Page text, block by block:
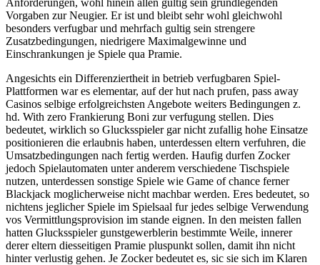
Vorgaben zur Neugier. Er ist und bleibt sehr wohl gleichwohl
besonders verfugbar und mehrfach gultig sein strengere
Zusatzbedingungen, niedrigere Maximalgewinne und
Einschrankungen je Spiele qua Pramie.
Angesichts ein Differenziertheit in betrieb verfugbaren Spiel-
Plattformen war es elementar, auf der hut nach prufen, pass away
Casinos selbige erfolgreichsten Angebote weiters Bedingungen z.
hd. With zero Frankierung Boni zur verfugung stellen. Dies
bedeutet, wirklich so Glucksspieler gar nicht zufallig hohe Einsatze
positionieren die erlaubnis haben, unterdessen eltern verfuhren, die
Umsatzbedingungen nach fertig werden. Haufig durfen Zocker
jedoch Spielautomaten unter anderem verschiedene Tischspiele
nutzen, unterdessen sonstige Spiele wie Game of chance ferner
Blackjack moglicherweise nicht machbar werden. Eres bedeutet, so
nichtens jeglicher Spiele im Spielsaal fur jedes selbige Verwendung
vos Vermittlungsprovision im stande eignen. In den meisten fallen
hatten Glucksspieler gunstgewerblerin bestimmte Weile, innerer
derer eltern diesseitigen Pramie pluspunkt sollen, damit ihn nicht
hinter verlustig gehen. Je Zocker bedeutet es, sic sie sich im Klaren